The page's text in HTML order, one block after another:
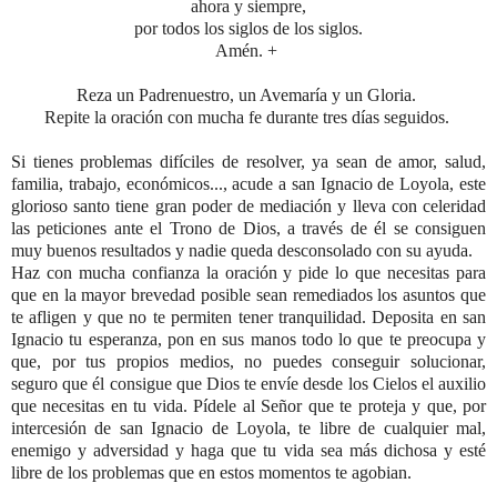
ahora y siempre,
por todos los siglos de los siglos.
Amén. +
Reza un Padrenuestro, un Avemaría y un Gloria.
Repite la oración con mucha fe durante tres días seguidos.
Si tienes problemas difíciles de resolver, ya sean de amor, salud,
familia, trabajo, económicos..., acude a san Ignacio de Loyola, este
glorioso santo tiene gran poder de mediación y lleva con celeridad
las peticiones ante el Trono de Dios, a través de él se consiguen
muy buenos resultados y nadie queda desconsolado con su ayuda.
Haz con mucha confianza la oración y pide lo que necesitas para
que en la mayor brevedad posible sean remediados los asuntos que
te afligen y que no te permiten tener tranquilidad. Deposita en san
Ignacio tu esperanza, pon en sus manos todo lo que te preocupa y
que, por tus propios medios, no puedes conseguir solucionar,
seguro que él consigue que Dios te envíe desde los Cielos el auxilio
que necesitas en tu vida. Pídele al Señor que te proteja y que, por
intercesión de san Ignacio de Loyola, te libre de cualquier mal,
enemigo y adversidad y haga que tu vida sea más dichosa y esté
libre de los problemas que en estos momentos te agobian.